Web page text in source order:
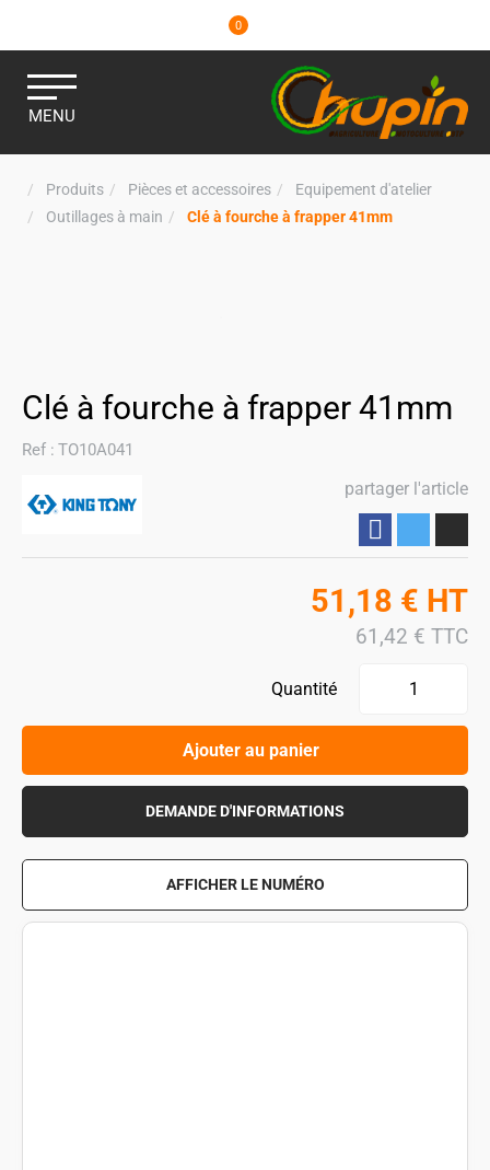
0
MENU
Produits Pièces et accessoires
Equipement d'atelier
Outillages à main
Clé à fourche à frapper 41mm
Clé à fourche à frapper 41mm
Ref : TO10A041
partager l'article
51,18 € HT
61,42 € TTC
Quantité
Ajouter au panier
DEMANDE D'INFORMATIONS
AFFICHER LE NUMÉRO